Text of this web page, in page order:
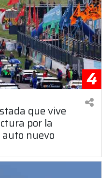
4
que vive
por la
nuevo